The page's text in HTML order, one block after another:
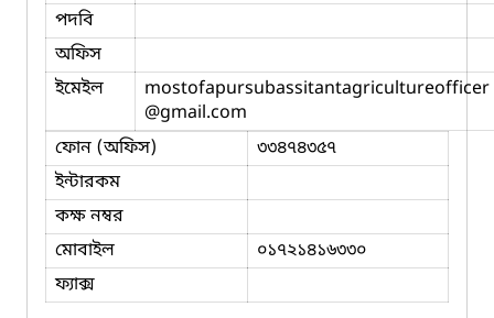
পদবি
অফিস
ইমেইল
mostofapursubassitantagricultureofficer
@gmail.com
ফোন (অফিস)
৩৩৪৭৪৩৫৭
ইন্টারকম
কক্ষ নম্বর
মোবাইল
০১৭২১৪১৬৩৩০
ফ্যাক্স